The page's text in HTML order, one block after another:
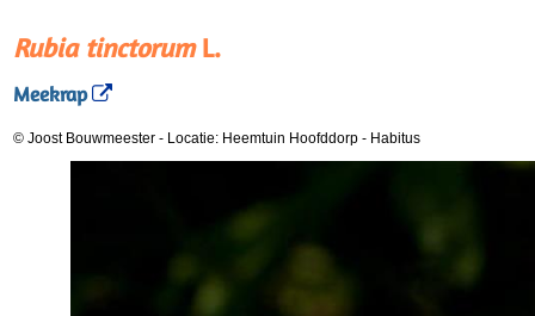
Rubia tinctorumL.
Meekrap
© Joost Bouwmeester - Locatie: Heemtuin Hoofddorp - Habitus